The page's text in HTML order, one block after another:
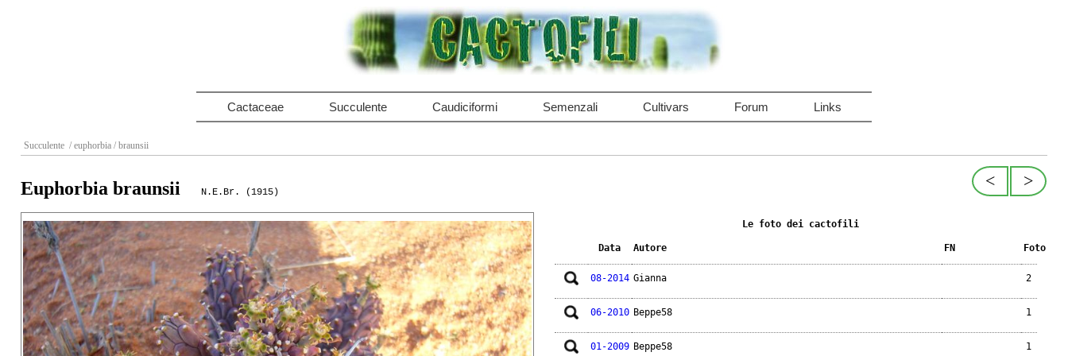
Cactaceae Succulente Caudiciformi Semenzali Cultivars Forum Links
Succulente / euphorbia / braunsii
>
<
Euphorbia braunsii N.E.Br. (1915)
Le foto dei cactofili
Data Autore FN Foto
08-2014 Gianna 2
06-2010 Beppe58 1
01-2009 Beppe58 1